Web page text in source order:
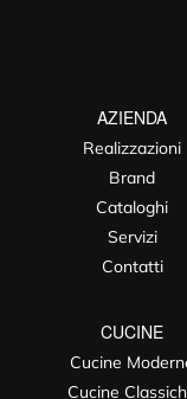
AZIENDA
Realizzazioni
Brand
Cataloghi
Servizi
Contatti
CUCINE
Cucine
Cucine